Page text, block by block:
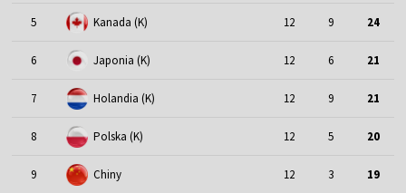
5 Kanada (K) 12 9 24
6 Japonia (K) 12 6 21
7 Holandia (K) 12 9 21
8 Polska (K) 12 5 20
9 Chiny 12 3 19